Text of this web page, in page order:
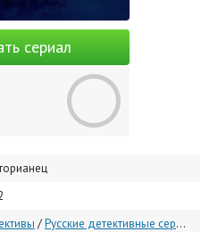
сериал
/Русские детективные сериалы